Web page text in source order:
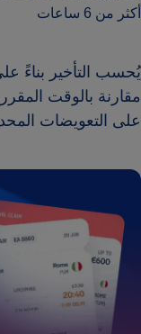
أكثر من 6 ساعات
يُحسب التأخير بناءً
مقارنة بالوقت
على التعويضات